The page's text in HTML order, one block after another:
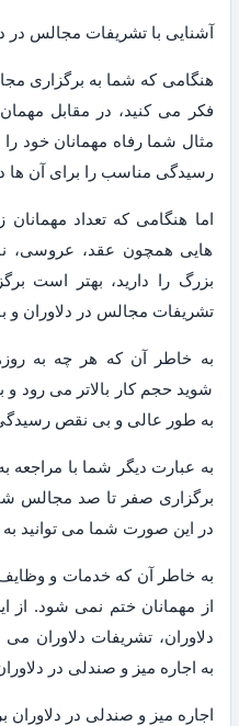
آشنایی با تشریفات مجالس در
هنگامی که شما به برگزاری
فکر می کنید، در مقابل
مثال شما رفاه مهمانان خود را
رسیدگی مناسب را برای آن ها
اما هنگامی که تعداد
هایی همچون عقد، عروسی،
بزرگ را دارید، بهتر است
تشریفات مجالس در دلاوران و
به خاطر آن که هر چه به
شوید حجم کار بالاتر می رود و
به طور عالی و بی نقص
به عبارت دیگر شما با مراجعه
برگزاری صفر تا صد مجالس
در این صورت شما می توانید
به خاطر آن که خدمات و وظایف
از مهمانان ختم نمی شود. از
دلاوران، تشریفات دلاوران
به اجاره میز و صندلی در
اجاره میز و صندلی در